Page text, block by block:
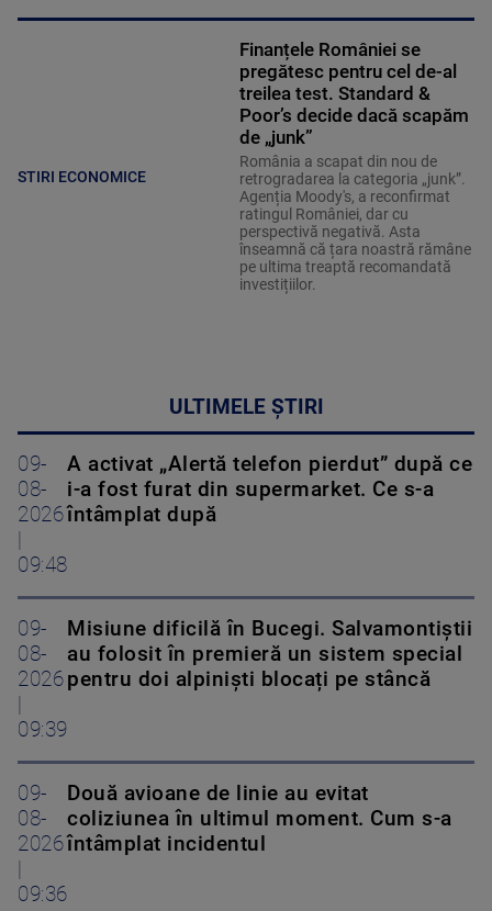
STIRI ECONOMICE
Finanțele României se
pregătesc pentru cel de-al
treilea test. Standard &
Poor’s decide dacă scapăm
de „junk”
România a scapat din nou de
retrogradarea la categoria „junk”.
Agenția Moody's, a reconfirmat
ratingul României, dar cu
perspectivă negativă. Asta
înseamnă că țara noastră rămâne
pe ultima treaptă recomandată
investițiilor.
ULTIMELE ȘTIRI
09-
08-
2026
09:48
A activat „Alertă telefon pierdut” după ce
i-a fost furat din supermarket. Ce s-a
întâmplat după
09-
08-
2026
09:39
Misiune dificilă în Bucegi. Salvamontiștii
au folosit în premieră un sistem special
pentru doi alpiniști blocați pe stâncă
09-
08-
2026
09:36
Două avioane de linie au evitat
coliziunea în ultimul moment. Cum s-a
întâmplat incidentul